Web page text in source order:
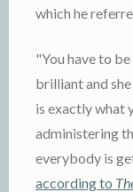
which he
"You have to
brilliant and
is exactly what
administering
everybody is
according to